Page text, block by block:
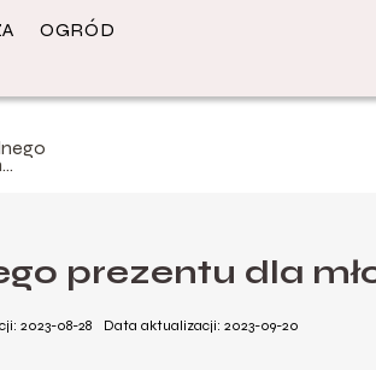
OGRÓD
prezentu dla
2023-08-28 Data aktualizacji: 2023-09-20